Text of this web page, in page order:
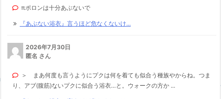
πポロンは十分あぶないで
『あぶない浴衣』言うほど危なくないけ...
2026年7月30日
匿名 さん
＞ まあ何度も言うようにプクは何を着ても似合う種族やからね。つま
り、アブ(腹筋)ないプクに似合う浴衣…と。ウォークの方か ...